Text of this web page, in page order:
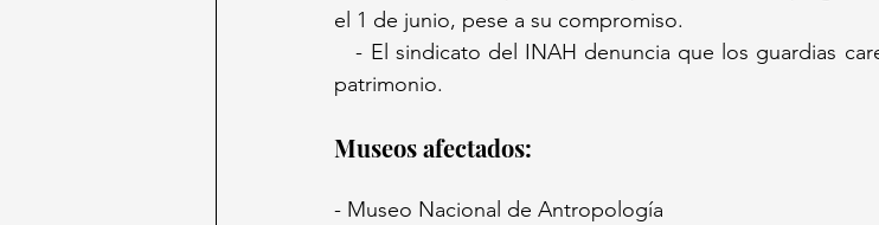
el 1 de junio, pese a su compromiso.
   - El sindicato del INAH denuncia que los guardias carecen de formación para resguardar
patrimonio.
Museos afectados:
- Museo Nacional de Antropología